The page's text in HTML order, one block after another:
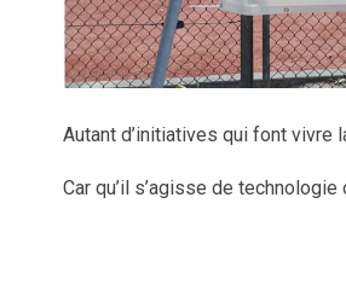
Autant d’initiatives qui font vivre
Car qu’il s’agisse de